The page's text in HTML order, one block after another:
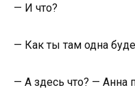
— И что?
— Как ты там одна
— А здесь что? — Анна